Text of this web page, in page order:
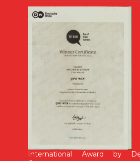
International Award by